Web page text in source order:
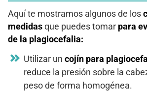
Aquí te mostramos algunos de los
medidas que puedes tomar para
de la plagiocefalia:
Utilizar un cojín para
reduce la presión sobre la
peso de forma homogénea.